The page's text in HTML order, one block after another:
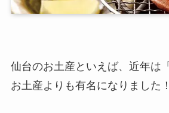
仙台のお土産といえば、近年は「
お土産よりも有名になりました！